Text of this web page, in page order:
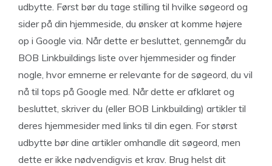
udbytte. Først bør du tage stilling til hvilke søgeord og
sider på din hjemmeside, du ønsker at komme højere
op i Google via. Når dette er besluttet, gennemgår du
BOB Linkbuildings liste over hjemmesider og finder
nogle, hvor emnerne er relevante for de søgeord, du vil
nå til tops på Google med. Når dette er afklaret og
besluttet, skriver du (eller BOB Linkbuilding) artikler til
deres hjemmesider med links til din egen. For størst
udbytte bør dine artikler omhandle dit søgeord, men
dette er ikke nødvendigvis et krav. Brug helst dit